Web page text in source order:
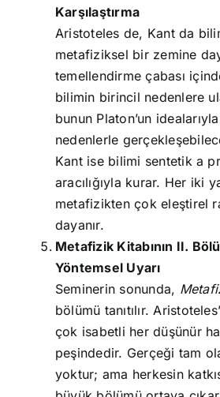
Karşılaştırma
Aristoteles de, Kant da
metafiziksel bir zemine
temellendirme çabası
bilimin birincil nedenlere
bunun Platon’un
nedenlerle
Kant ise bilimi sentetik a
aracılığıyla kurar. Her iki
metafizikten çok eleştirel
dayanır.
Metafizik Kitabının II.
Yöntemsel Uyarı
Seminerin sonunda,
bölümü tanıtılır.
çok isabetli her düşünür
peşindedir. Gerçeği tam
yoktur; ama herkesin